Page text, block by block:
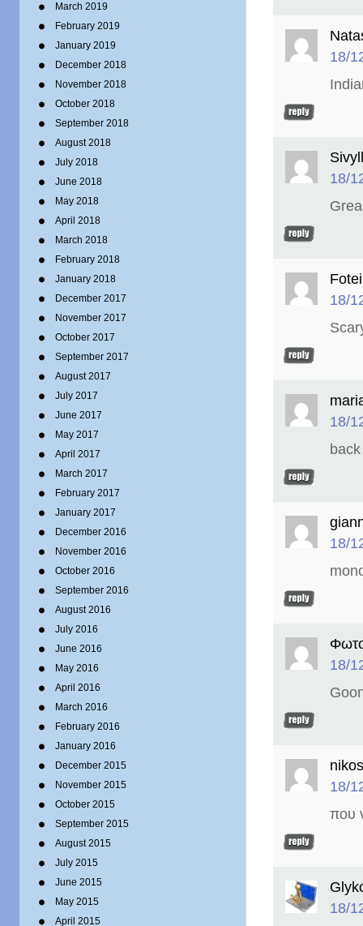
March 2019
February 2019
January 2019
December 2018
November 2018
October 2018
September 2018
August 2018
July 2018
June 2018
May 2018
April 2018
March 2018
February 2018
January 2018
December 2017
November 2017
October 2017
September 2017
August 2017
July 2017
June 2017
May 2017
April 2017
March 2017
February 2017
January 2017
December 2016
November 2016
October 2016
September 2016
August 2016
July 2016
June 2016
May 2016
April 2016
March 2016
February 2016
January 2016
December 2015
November 2015
October 2015
September 2015
August 2015
July 2015
June 2015
May 2015
April 2015
18/
18/
18/
18/
18/
18/
nikos
18/
που
18/